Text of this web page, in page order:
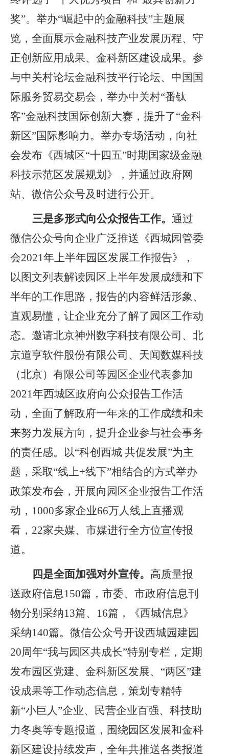
奖”。举办“崛起中的金融科技”主题展
览，全面展示金融科技产业发展历程、守
正创新应用成果、金科新区建设成果。参
与中关村论坛金融科技平行论坛、中国国
际服务贸易交易会，举办中关村“番钛
客”金融科技国际创新大赛，提升了“金科
新区”国际影响力。举办专场活动，向社
会发布《西城区“十四五”时期国家级金融
科技示范区发展规划》，并通过政府网
站、微信公众号及时进行公开。
三是多形式向公众报告工作。 通过
微信公众号向企业广泛推送《西城园管委
会2021年上半年园区发展工作报告》，
以图文列表解读园区上半年发展成绩和下
半年的工作思路，报告的内容鲜活形象、
直观易懂，让企业充分了解了园区工作动
态。邀请北京神州数字科技有限公司、北
京道亨软件股份有限公司、天闻数媒科技
（北京）有限公司等园区企业代表参加
2021年西城区政府向公众报告工作活
动，全面了解政府一年来的工作成绩和未
来努力发展方向，提升企业参与社会事务
的责任感。以“科创西城 共促发展”为主
题，采取“线上+线下”相结合的方式举办
政策发布会，开展向园区企业报告工作活
动，1000多家企业66万人线上直播观
看，22家央媒、市媒进行全方位宣传报
道。
四是全面加强对外宣传。 高质量报
送政府信息150篇，市委、市政府信息刊
物分别采纳13篇、16篇 ，《西城信息》
采纳140篇。微信公众号开设西城园建园
20周年“我与园区共成长”特别专栏，定期
发布园区党建、金科新区发展、“两区”建
设成果等工作动态信息，策划专精特
新“小巨人”企业、民营企业百强、科技助
力冬奥等专题报道，围绕园区发展和金科
新区建设持续发声，全年共推送各类报道